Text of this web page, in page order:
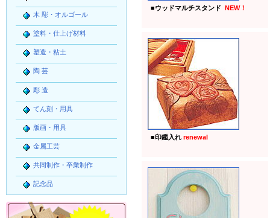
■ウッドマルチスタンド NEW！
■印鑑入れ renewal
木 彫・オルゴール
塗料・仕上げ材料
塑造・粘土
陶 芸
彫 造
てん刻・用具
版画・用具
金属工芸
共同制作・卒業制作
記念品